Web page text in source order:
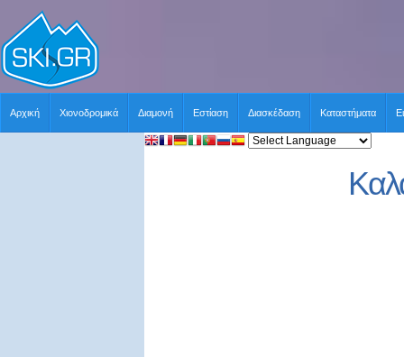
Αρχική Χιονοδρομικά Διαμονή Εστίαση Διασκέδαση Καταστήματα